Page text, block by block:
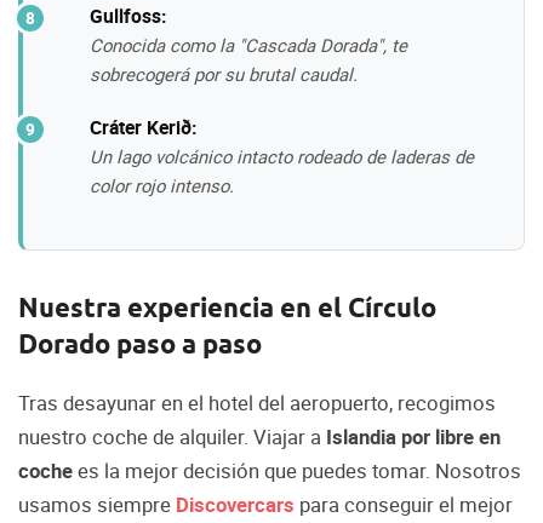
Gullfoss:
Conocida como la "Cascada Dorada", te
sobrecogerá por su brutal caudal.
Cráter Kerið:
Un lago volcánico intacto rodeado de laderas de
color rojo intenso.
Nuestra experiencia en el Círculo
Dorado paso a paso
Tras desayunar en el hotel del aeropuerto, recogimos
nuestro coche de alquiler. Viajar a Islandia por libre en
cochees la mejor decisión que puedes tomar. Nosotros
usamos siempre Discovercars para conseguir el mejor